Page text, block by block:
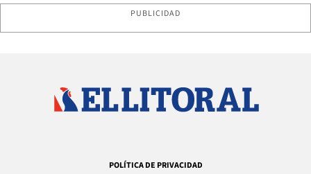
PUBLICIDAD
POLÍTICA DE PRIVACIDAD